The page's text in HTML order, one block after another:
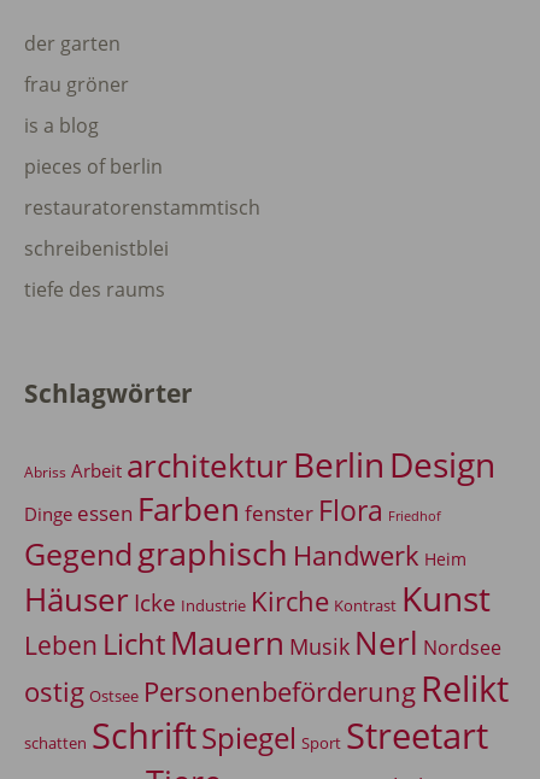
der garten
frau gröner
is a blog
pieces of berlin
restauratorenstammtisch
schreibenistblei
tiefe des raums
Schlagwörter
Abriss Arbeit architekturBerlin Design
Dinge essen Farben fenster Flora Friedhof
Gegendgraphisch Handwerk Heim
Häuser Icke Industrie Kirche Kontrast Kunst
Leben LichtMauern Musik Nerl Nordsee
ostig Ostsee Personenbeförderung Relikt
schatten SchriftSpiegel Sport Streetart